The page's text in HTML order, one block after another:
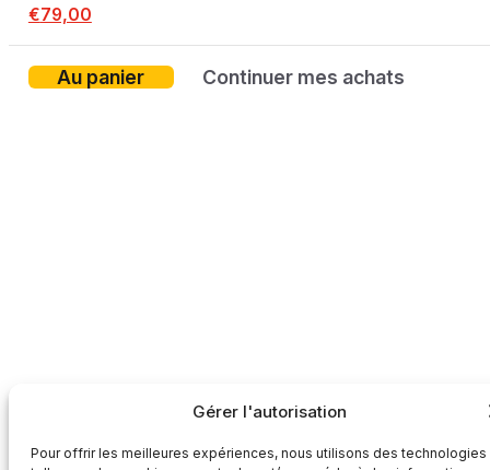
Gérer l'autorisation
Pour offrir les meilleures expériences, nous utilisons des technologies
€79,00
Au panier Continuer mes achats